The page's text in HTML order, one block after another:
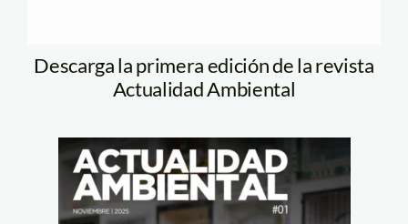
Descarga la primera edición de la revista
Actualidad Ambiental